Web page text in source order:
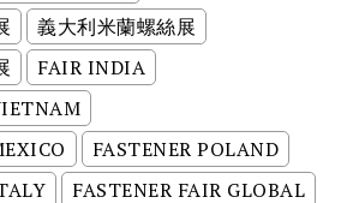
義大利米蘭螺絲展
FAIR INDIA
FASTENER POLAND
FASTENER FAIR GLOBAL